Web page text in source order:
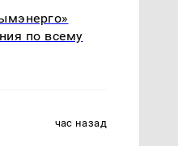
по всему
час назад